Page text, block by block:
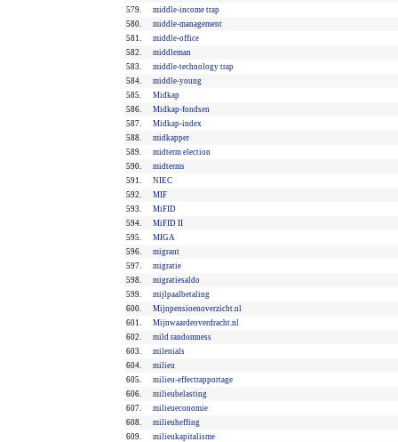
579.
middle-income trap
580.
middle-management
581.
middle-office
582.
middleman
583.
middle-technology trap
584.
middle-young
585.
Midkap
586.
Midkap-fondsen
587.
Midkap-index
588.
midkapper
589.
midterm election
590.
midterms
591.
NIEC
592.
MIF
593.
MiFID
594.
MiFID II
595.
MIGA
596.
migrant
597.
migratie
598.
migratiesaldo
599.
mijlpaalbetaling
600.
Mijnpensioenoverzicht.nl
601.
Mijnwaardeoverdracht.nl
602.
mild randomness
603.
milenials
604.
milieu
605.
milieu-effectrapportage
606.
milieubelasting
607.
milieueconomie
608.
milieuheffing
609.
milieukapitalisme